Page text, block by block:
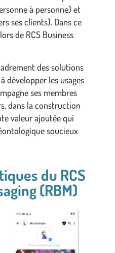
à personne) et
ses clients). Dans ce
de RCS Business
des solutions
développer les usages
ses membres
dans la construction
valeur ajoutée qui
soucieux
du RCS
(RBM)